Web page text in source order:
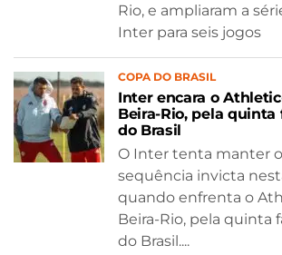
Rio, e ampliaram a
Inter para seis jogos
COPA DO BRASIL
Inter encara o
Beira-Rio, pela quinta
do Brasil
O Inter tenta manter
sequência invicta
quando enfrenta o
Beira-Rio, pela quinta
do Brasil....